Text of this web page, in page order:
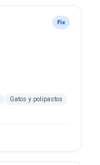
Fix
Gatos y polipastos